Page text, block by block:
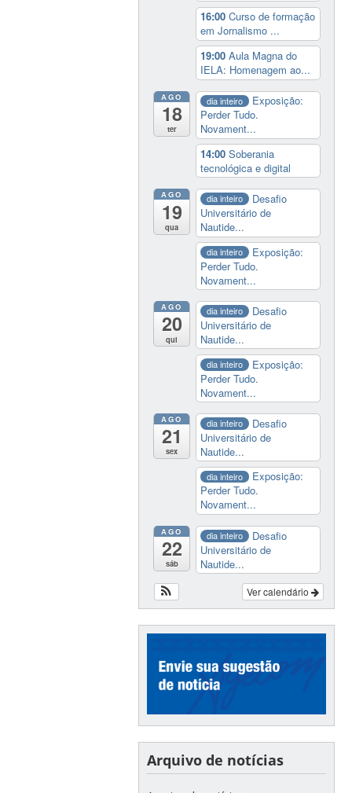
16:00Curso de formação
em Jornalismo ...
19:00Aula Magna do
IELA: Homenagem ao...
AGO
18
ter
dia inteiro
Exposição:
Perder Tudo.
Novament...
14:00Soberania
tecnológica e digital
AGO
19
qua
dia inteiro
Desafio
Universitário de
Nautide...
dia inteiro
Exposição:
Perder Tudo.
Novament...
AGO
20
qui
dia inteiro
Desafio
Universitário de
Nautide...
dia inteiro
Exposição:
Perder Tudo.
Novament...
AGO
21
sex
dia inteiro
Desafio
Universitário de
Nautide...
dia inteiro
Exposição:
Perder Tudo.
Novament...
AGO
22
sáb
dia inteiro
Desafio
Universitário de
Nautide...
Ver calendário
Arquivo de notícias